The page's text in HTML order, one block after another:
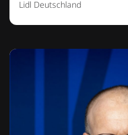
Lidl Deutschland